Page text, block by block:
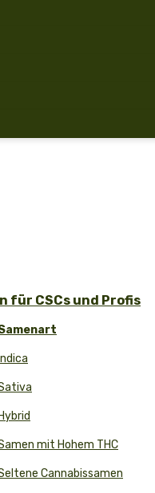
für CSCs und Profis
Indica
Hybrid
mit Hohem THC
Cannabissamen